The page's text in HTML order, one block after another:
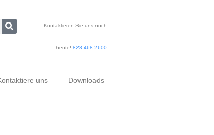
Kontaktieren Sie uns noch
heute!828-468-2600
uns Downloads